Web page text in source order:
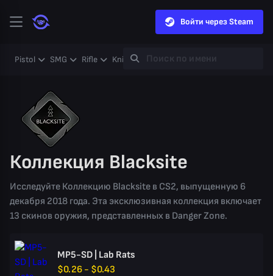
Войти через Steam
Pistol SMG Rifle Knife Gloves Heavy
Коллекция Blacksite
Исследуйте Коллекцию Blacksite в CS2, выпущенную 6
декабря 2018 года. Эта эксклюзивная коллекция включает
13 скинов оружия, представленных в Danger Zone.
MP5-SD | Lab Rats
$0.26 - $0.43